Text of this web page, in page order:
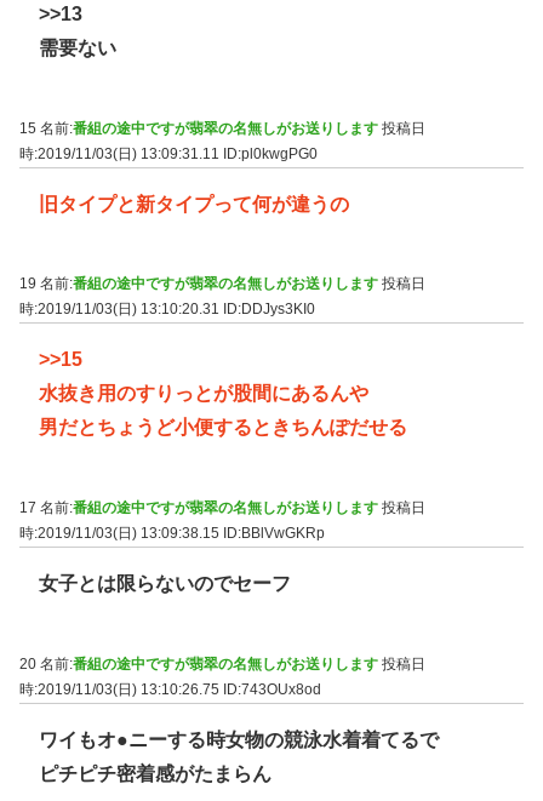
>>13
需要ない
15 名前:番組の途中ですが翡翠の名無しがお送りします 投稿日
時:2019/11/03(日) 13:09:31.11 ID:pl0kwgPG0
旧タイプと新タイプって何が違うの
19 名前:番組の途中ですが翡翠の名無しがお送りします 投稿日
時:2019/11/03(日) 13:10:20.31
ID:DDJys3KI0
>>15
水抜き用のすりっとが股間にあるんや
男だとちょうど小便するときちんぽだせる
17 名前:番組の途中ですが翡翠の名無しがお送りします 投稿日
時:2019/11/03(日) 13:09:38.15
ID:BBlVwGKRp
女子とは限らないのでセーフ
20 名前:番組の途中ですが翡翠の名無しがお送りします 投稿日
時:2019/11/03(日) 13:10:26.75 ID:743OUx8od
ワイもオ●ニーする時女物の競泳水着着てるで
ピチピチ密着感がたまらん